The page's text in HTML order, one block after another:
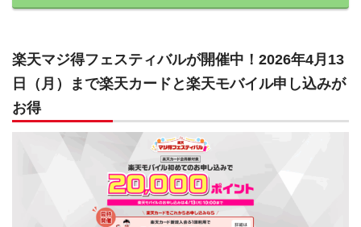
楽天マジ得フェスティバルが開催中！2026年4月13
日（月）まで楽天カードと楽天モバイル申し込みが
お得